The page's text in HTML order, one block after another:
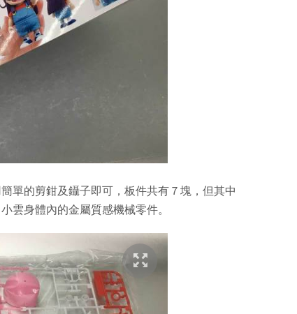
單的剪鉗及鑷子即可，板件共有７塊，但其中
雲身體內的金屬質感機械零件。